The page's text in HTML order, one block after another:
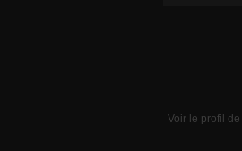
Voir le profil de